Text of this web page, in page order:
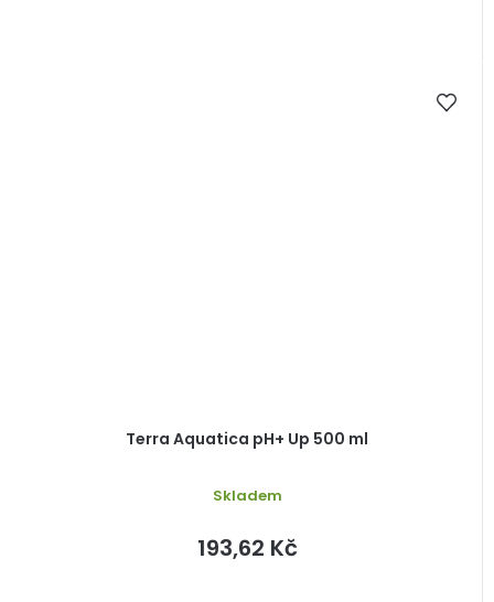
Terra Aquatica pH+ Up 500 ml
Skladem
193,62 Kč